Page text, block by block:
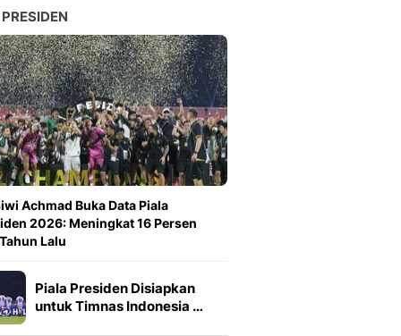
Achmad Buka Data Piala
2026: Meningkat 16 Persen
Lalu
Piala Presiden Disiapkan
untuk Timnas Indonesia …